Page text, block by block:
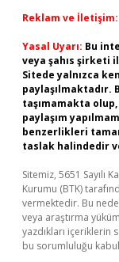
Reklam ve İletişim:
Yasal Uyarı: Bu
veya şahıs şirketi
Sitede yalnızca
taşımamakta
paylaşım
benzerlikleri
taslak halindedir
Sitemiz, 5651 Sayılı
Kurumu (BTK)
vermektedir. Bu
veya araştırma
yazdıkları içeriklerin
bu sorumluluğu